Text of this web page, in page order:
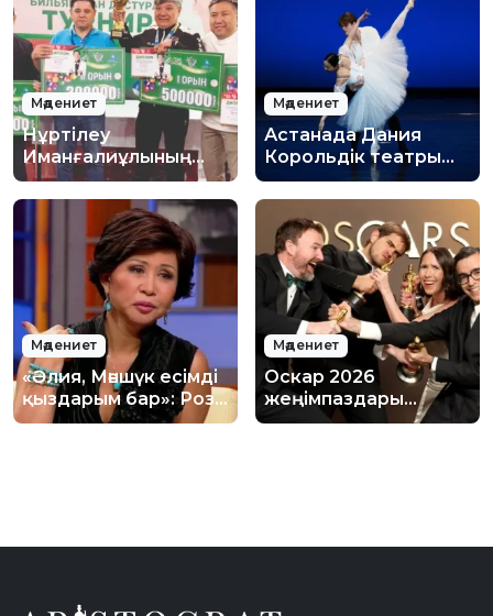
Мәдениет
Нұртілеу
Иманғалиұлының
рухына арналған
дәстүрлі
республикалық
бильярд турнирі өтті
Мәдениет
Астанада Дания
Корольдік театры
өнер көрсетті
Мәдениет
«Әлия, Мәншүк есімді
қыздарым бар»: Роза
Рымбаева ел
Мәдениет
Оскар 2026
жеңімпаздары
белгілі болды: толық